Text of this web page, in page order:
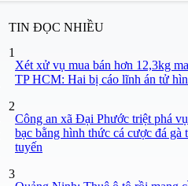
TIN ĐỌC NHIỀU
1
Xét xử vụ mua bán hơn 12,3kg
TP HCM: Hai bị cáo lĩnh án tử
2
Công an xã Đại Phước triệt phá
bạc bằng hình thức cá cược đá gà
tuyến
3